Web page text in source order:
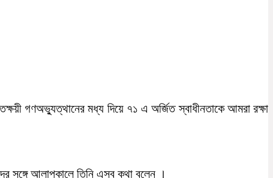
গণঅভ্যুত্থানের মধ্য দিয়ে ৭১ এ অর্জিত স্বাধীনতাকে আমরা রক্ষা
সঙ্গে আলাপকালে তিনি এসব কথা বলেন ।